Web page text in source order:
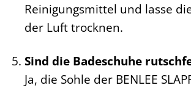
Reinigungsmittel und lasse
der Luft trocknen.
Sind die Badeschuhe
Ja, die Sohle der BENLEE